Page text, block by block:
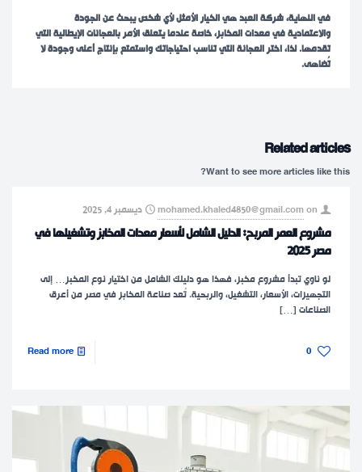
في النهاية، شركة العبد هي الخيار الأمثل لأي شخص يبحث عن الجودة
والاعتمادية في معدات المخابز، خاصة عندما يتعلق الأمر بالعجانات الإيطالية التي
تقدمها. لذا، اختر العجانة التي تناسب احتياجاتك واستمتع بإنتاج أعلى وجودة لا
تُضاهى.
Related articles
Want to see more articles like this?
mohamed.khaled4850@gmail.comon ديسمبر 4, 2025
مشروع العمر المربح: الدليل الشامل لأسعار معدات المخابز وتشغيلها في
مصر 2025
لو ناوي تبدأ مشروع مخبز، فهذا هو دليلك الشامل من اختيار نوع المخبز… إلى
التجهيزات، الأسعار، التشغيل، والربحية.​ تُعد صناعة المخابز في مصر من أعرق
الصناعات[…]
0
Read more